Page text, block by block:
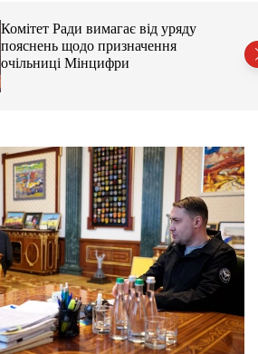
к
о
о
г
о
р
е
ж
и
м
Комітет Ради вимагає від уряду
пояснень щодо призначення
очільниці Мінцифри